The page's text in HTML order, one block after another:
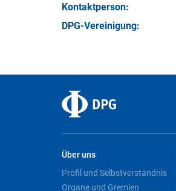
Kontakt­person:
DPG-Vereinigung:
Über uns
Profil und Selbstverständnis
Organe und Gremien